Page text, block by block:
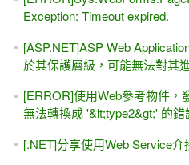
Exception: Timeout expired.
[ASP.NET]ASP Web
於其保護層級，可能無法對其
[ERROR]使用Web參考物件，
無法轉換成 '&lt;type2&gt;' 的錯
[.NET]分享使用Web Service介